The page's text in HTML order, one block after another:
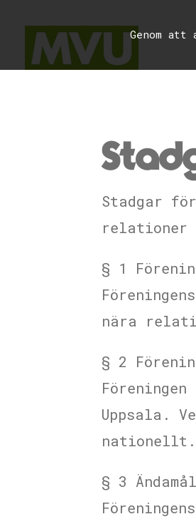
Genom att
Stadgar
relationer
§ 1
nära
§ 2
Uppsala.
nationellt.
§ 3